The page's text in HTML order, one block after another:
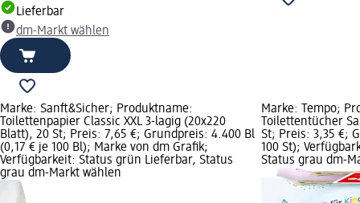
Lieferbar
dm-Markt wählen
Marke: Sanft&Sicher; Produktname:
Toilettenpapier Classic XXL 3-lagig (20x220
Blatt), 20 St; Preis: 7,65 €; Grundpreis: 4.400 Bl
(0,17 € je 100 Bl); Marke von dm Grafik;
Verfügbarkeit: Status grün Lieferbar, Status
grau dm-Markt wählen
Marke: Tempo;
Toilettentücher
St; Preis: 3,35 €;
100 St);
Status grau dm-